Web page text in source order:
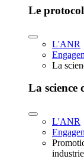
Le
L'ANR
La
La science
L'ANR